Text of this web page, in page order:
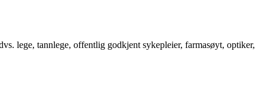
lege, tannlege, offentlig godkjent sykepleier, farmasøyt, optiker,